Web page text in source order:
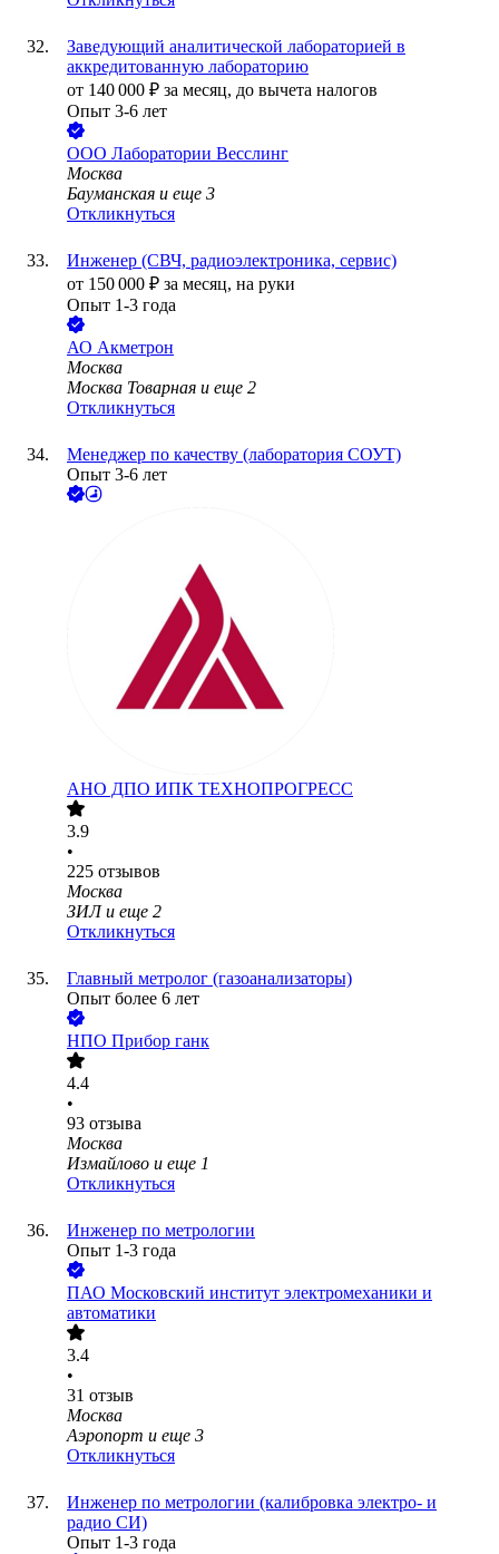
Заведующий аналитической лабораторией в
аккредитованную лабораторию
от 140 000 ₽ за месяц, до вычета налогов
Опыт 3-6 лет
ООО Лаборатории Весслинг
Москва
Бауманская и еще 3
Откликнуться
Инженер (СВЧ, радиоэлектроника, сервис)
от 150 000 ₽ за месяц, на руки
Опыт 1-3 года
АО Акметрон
Москва
Москва Товарная и еще 2
Откликнуться
Менеджер по качеству (лаборатория СОУТ)
Опыт 3-6 лет
АНО ДПО ИПК ТЕХНОПРОГРЕСС
3.9
•
225 отзывов
Москва
ЗИЛ и еще 2
Откликнуться
Главный метролог (газоанализаторы)
Опыт более 6 лет
НПО Прибор ганк
4.4
•
93 отзыва
Москва
Измайлово и еще 1
Откликнуться
Инженер по метрологии
Опыт 1-3 года
ПАО Московский институт электромеханики и
автоматики
3.4
•
31 отзыв
Москва
Аэропорт и еще 3
Откликнуться
Инженер по метрологии (калибровка электро- и
радио СИ)
Опыт 1-3 года